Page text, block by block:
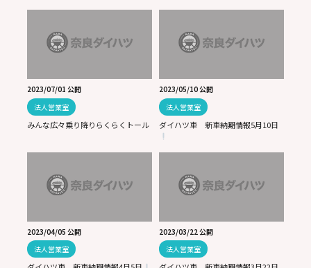
2023/07/01 公開
法人営業室
みんな広々乗り降りらくらくトール
2023/05/10 公開
法人営業室
ダイハツ車 新車納期情報5月10日
2023/04/05 公開
法人営業室
2023/03/22 公開
法人営業室